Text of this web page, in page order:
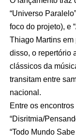
“Universo
foco do projeto), e
Thiago Martins
disso, o repertório
clássicos da
transitam entre
nacional.
Entre os
“Disritmia/
“Todo Mundo